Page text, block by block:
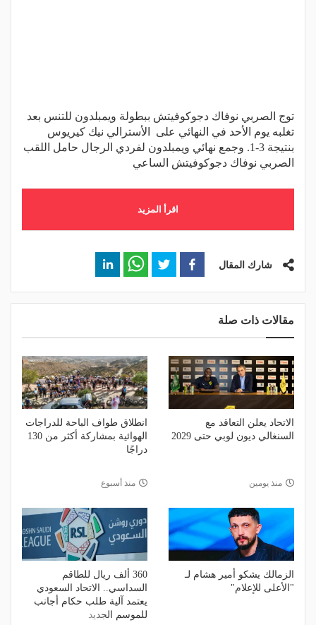
توج الصربي نوفاك دجوكوفيتش ببطولة ويمبلدون للتنس بعد
تغلبه يوم الأحد في النهائي على الأسترالي نيك كيريوس
بنتيجة 3-1. وجمع نهائي ويمبلدون لفردي الرجال حامل اللقب
الصربي نوفاك دجوكوفيتش الساعي
اقرأ المزيد
شارك المقال
مقالات ذات صلة
الاتحاد يعلن التعاقد مع
السنغالي ديون لوبي حتى 2029
منذ يومين
انطلاق طواف الباحة للدراجات
الهوائية بمشاركة أكثر من 130
دراجًا
منذ أسبوع
الزمالك يشكو أمير هشام لـ
"الأعلى للإعلام"
360 ألف ريال للطاقم
السداسي.. الاتحاد السعودي
يعتمد آلية طلب حكام أجانب
للموسم الجديد